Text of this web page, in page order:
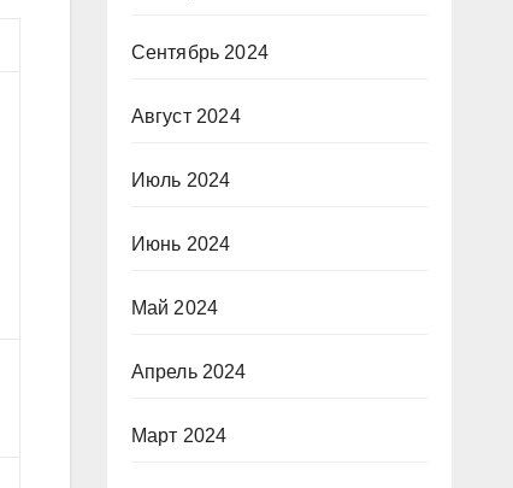
Сентябрь 2024
Август 2024
Июль 2024
Июнь 2024
Май 2024
Апрель 2024
Март 2024